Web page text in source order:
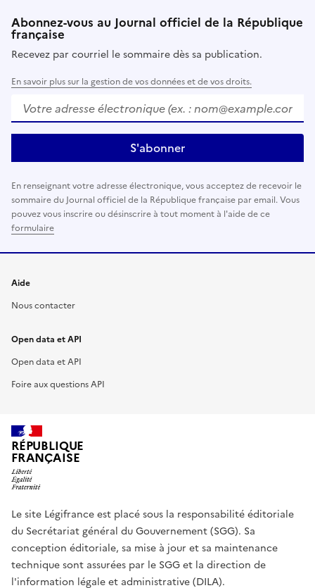
Abonnez-vous au Journal officiel de la République
française
Recevez par courriel le sommaire dès sa publication.
En savoir plus sur la gestion de vos données et de vos droits.
Votre adresse électronique (ex. : nom@example.com
S'abonner
En renseignant votre adresse électronique, vous acceptez de recevoir le
sommaire du Journal officiel de la République française par email. Vous
pouvez vous inscrire ou désinscrire à tout moment à l'aide de ce
formulaire
Aide
Nous contacter
Open data et API
Open data et API
Foire aux questions API
RÉPUBLIQUE
FRANÇAISE
Le site Légifrance est placé sous la responsabilité éditoriale
du Secrétariat général du Gouvernement (SGG). Sa
conception éditoriale, sa mise à jour et sa maintenance
technique sont assurées par le SGG et la direction de
l'information légale et administrative (DILA).